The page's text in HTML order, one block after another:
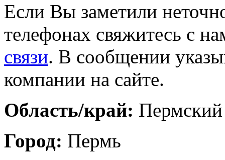
Если Вы заметили
телефонах свяжитесь с
связи. В сообщении
компании на сайте.
Область/край:
Город: Пермь